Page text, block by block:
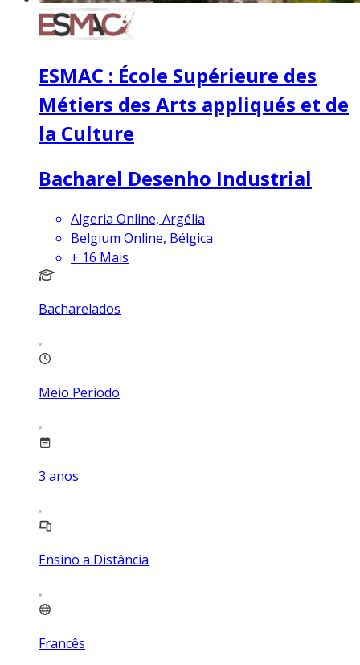
ESMAC : École Supérieure des
Métiers des Arts appliqués et de
la Culture
Bacharel Desenho Industrial
Algeria Online, Argélia
Belgium Online, Bélgica
+ 16 Mais
Bacharelados
Meio Período
3 anos
Ensino a Distância
Francês